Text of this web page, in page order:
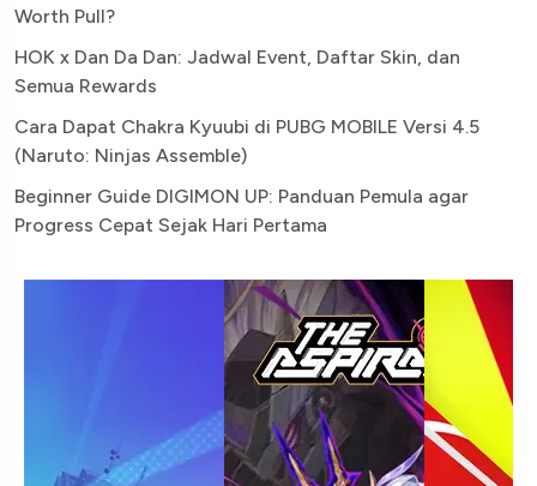
Worth Pull?
HOK x Dan Da Dan: Jadwal Event, Daftar Skin, dan
Semua Rewards
Cara Dapat Chakra Kyuubi di PUBG MOBILE Versi 4.5
(Naruto: Ninjas Assemble)
Beginner Guide DIGIMON UP: Panduan Pemula agar
Progress Cepat Sejak Hari Pertama